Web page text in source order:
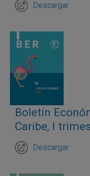
Descargar
Boletín
Caribe, I
Descargar